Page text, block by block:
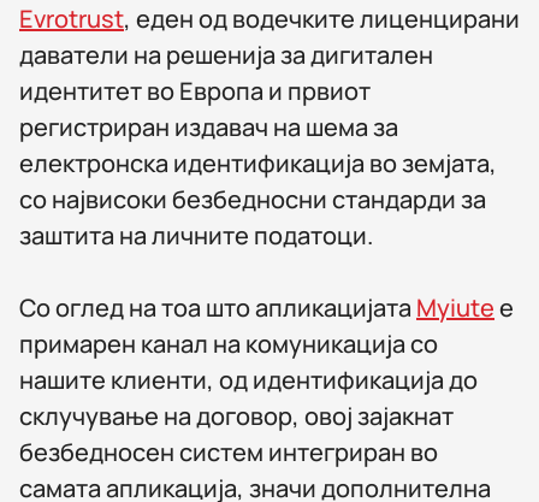
Evrotrust, еден од водечките лиценцирани
даватели на решенија за дигитален
идентитет во Европа и првиот
регистриран издавач на шема за
електронска идентификација во земјата,
со највисоки безбедносни стандарди за
заштита на личните податоци.
Со оглед на тоа што апликацијата Myiuteе
примарен канал на комуникација со
нашите клиенти, од идентификација до
склучување на договор, овој зајакнат
безбедносен систем интегриран во
самата апликација, значи дополнителна